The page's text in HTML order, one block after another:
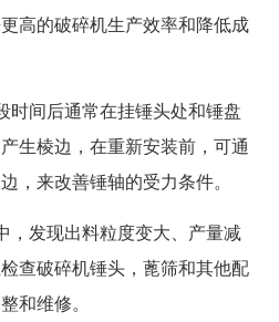
高的破碎机生产效率和降低成
时间后通常在挂锤头处和锤盘
生棱边，在重新安装前，可通
，来改善锤轴的受力条件。
，发现出料粒度变大、产量减
查破碎机锤头，蓖筛和其他配
和维修。